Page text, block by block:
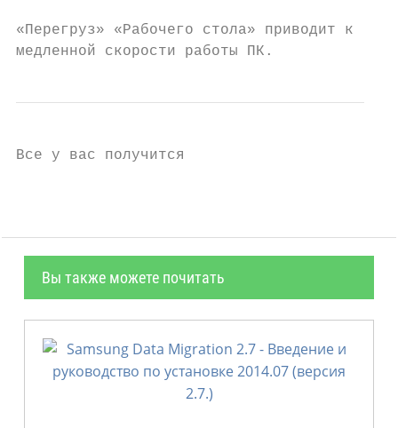
«Перегруз» «Рабочего стола» приводит к
медленной скорости работы ПК.
Все у вас получится
Вы также можете почитать